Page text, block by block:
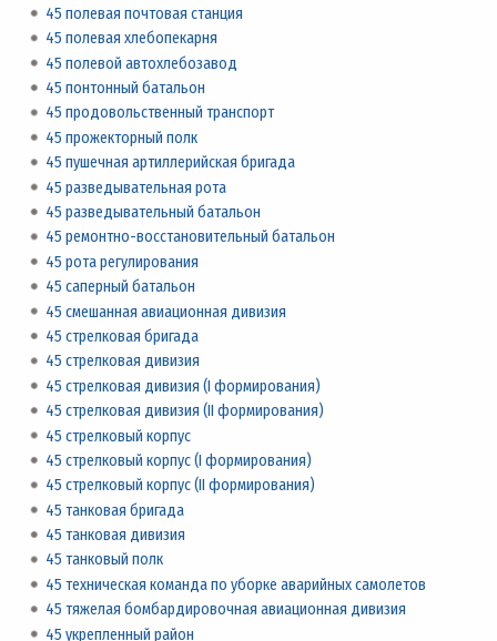
45 полевая почтовая станция
45 полевая хлебопекарня
45 полевой автохлебозавод
45 понтонный батальон
45 продовольственный транспорт
45 прожекторный полк
45 пушечная артиллерийская бригада
45 разведывательная рота
45 разведывательный батальон
45 ремонтно-восстановительный батальон
45 рота регулирования
45 саперный батальон
45 смешанная авиационная дивизия
45 стрелковая бригада
45 стрелковая дивизия
45 стрелковая дивизия (I формирования)
45 стрелковая дивизия (II формирования)
45 стрелковый корпус
45 стрелковый корпус (I формирования)
45 стрелковый корпус (II формирования)
45 танковая бригада
45 танковая дивизия
45 танковый полк
45 техническая команда по уборке аварийных самолетов
45 тяжелая бомбардировочная авиационная дивизия
45 укрепленный район